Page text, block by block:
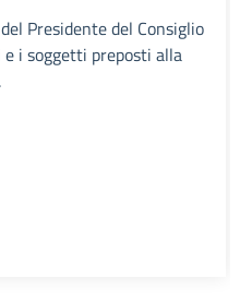
Presidente del Consiglio
i soggetti preposti alla